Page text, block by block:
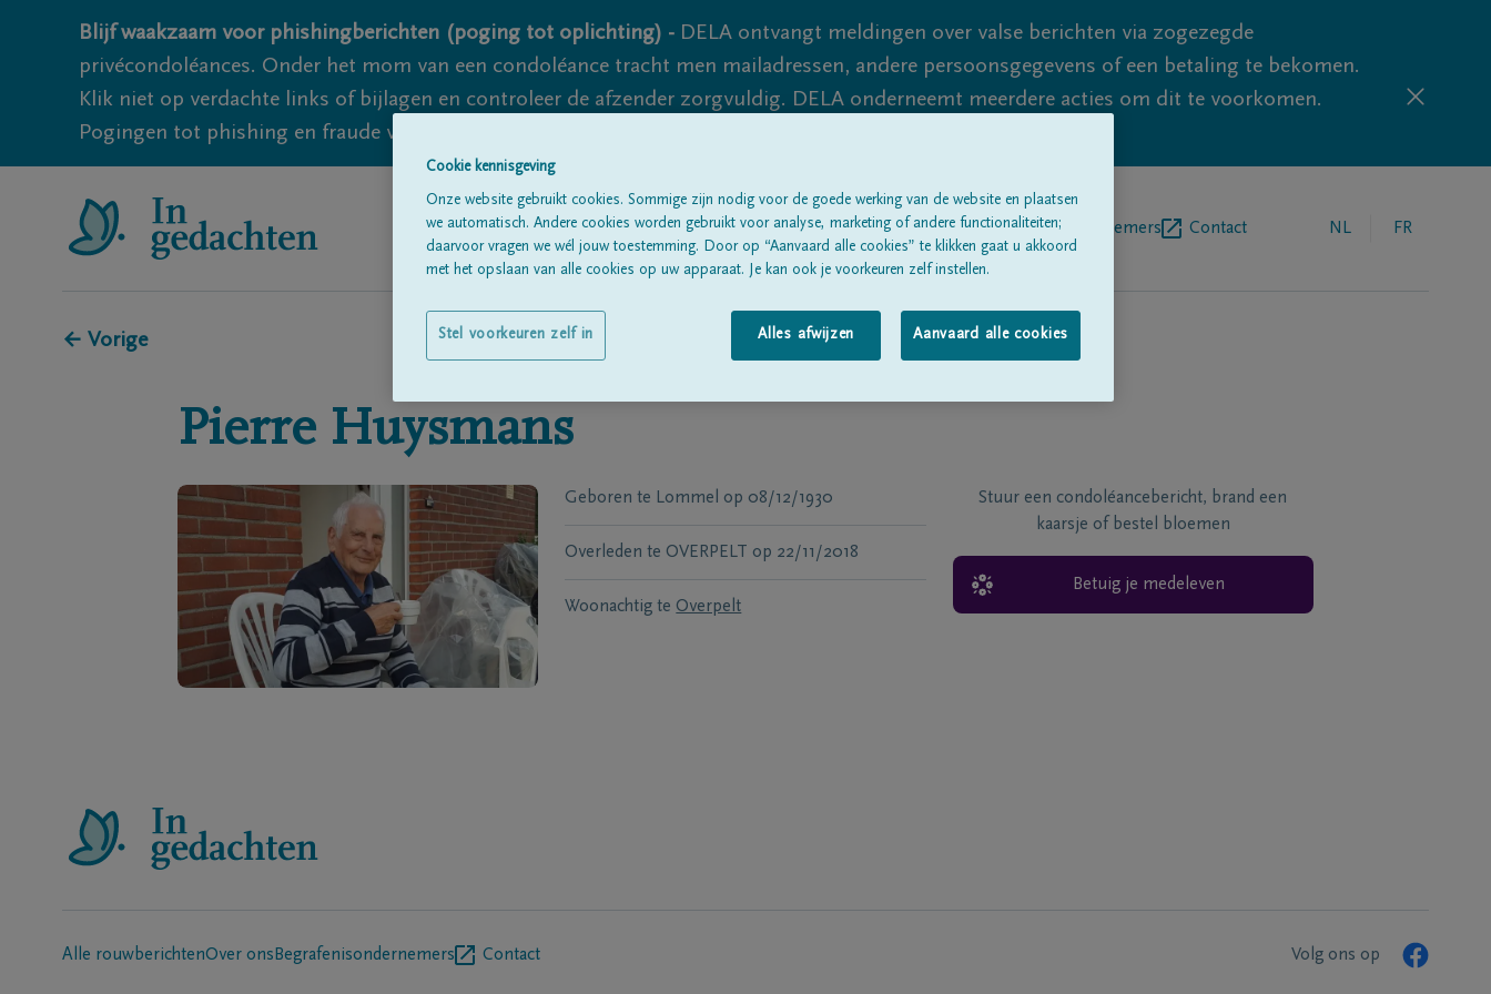
Blijf waakzaam voor phishingberichten (poging tot oplichting) - DELA ontvangt meldingen over valse berichten via zogezegde
privécondoléances. Onder het mom van een condoléance tracht men mailadressen, andere persoonsgegevens of een betaling te bekomen.
Klik niet op verdachte links of bijlagen en controleer de afzender zorgvuldig. DELA onderneemt meerdere acties om dit te voorkomen.
Pogingen tot phishing en fraude vallen echter nooit volledig uit te sluiten, dus blijf waakzaam.
Alle rouwberichten Over onsBegrafenisondernemers Contact NL FR
← Vorige
Pierre Huysmans
Geboren te Lommel op 08/12/1930
Overleden te OVERPELT op 22/11/2018
Woonachtig te Overpelt
Stuur een condoléancebericht, brand een
kaarsje of bestel bloemen
Betuig je medeleven
Alle rouwberichtenOver ons Begrafenisondernemers Contact Volg ons op
Cookie kennisgeving
Onze website gebruikt cookies. Sommige zijn nodig voor de goede werking van de website en plaatsen
we automatisch. Andere cookies worden gebruikt voor analyse, marketing of andere functionaliteiten;
daarvoor vragen we wél jouw toestemming. Door op “Aanvaard alle cookies” te klikken gaat u akkoord
met het opslaan van alle cookies op uw apparaat. Je kan ook je voorkeuren zelf instellen.
Alles afwijzen Aanvaard alle cookies
Stel voorkeuren zelf in